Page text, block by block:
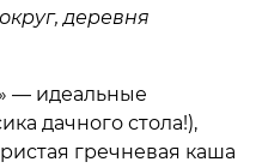
деревня
— идеальные
дачного стола!),
гречневая каша